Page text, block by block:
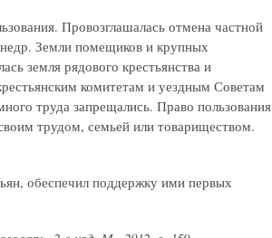
Провозглашалась отмена частной
Земли помещиков и крупных
земля рядового крестьянства и
комитетам и уездным Советам
труда запрещались. Право пользования
трудом, семьей или товариществом.
обеспечил поддержку ими первых